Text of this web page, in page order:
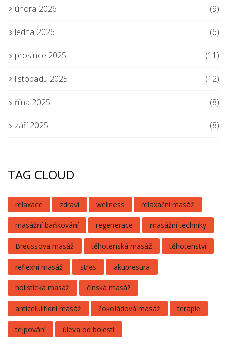
února 2026 (9)
ledna 2026 (6)
prosince 2025 (11)
listopadu 2025 (12)
října 2025 (8)
září 2025 (8)
TAG CLOUD
relaxace zdraví wellness relaxační masáž
masážní baňkování regenerace masážní techniky
Breussova masáž těhotenská masáž těhotenství
reflexní masáž stres akupresura
holistická masáž čínská masáž
anticelulitidní masáž čokoládová masáž terapie
tejpování úleva od bolesti